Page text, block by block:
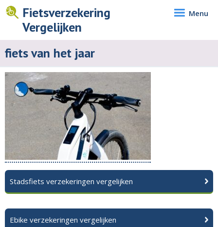
Fietsverzekering
Vergelijken
Menu
fiets van het jaar
Stadsfiets verzekeringen vergelijken
Ebike verzekeringen vergelijken